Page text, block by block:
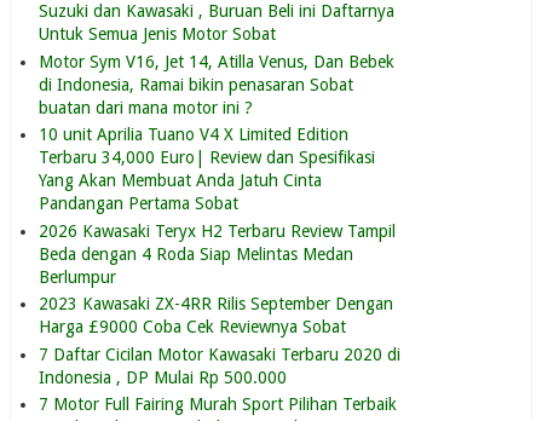
Suzuki dan Kawasaki , Buruan Beli ini Daftarnya
Untuk Semua Jenis Motor Sobat
Motor Sym V16, Jet 14, Atilla Venus, Dan Bebek
di Indonesia, Ramai bikin penasaran Sobat
buatan dari mana motor ini ?
10 unit Aprilia Tuano V4 X Limited Edition
Terbaru 34,000 Euro| Review dan Spesifikasi
Yang Akan Membuat Anda Jatuh Cinta
Pandangan Pertama Sobat
2026 Kawasaki Teryx H2 Terbaru Review Tampil
Beda dengan 4 Roda Siap Melintas Medan
Berlumpur
2023 Kawasaki ZX-4RR Rilis September Dengan
Harga £9000 Coba Cek Reviewnya Sobat
7 Daftar Cicilan Motor Kawasaki Terbaru 2020 di
Indonesia , DP Mulai Rp 500.000
7 Motor Full Fairing Murah Sport Pilihan Terbaik